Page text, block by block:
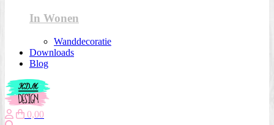
In Wonen
Wanddecoratie
Downloads
Blog
0,00